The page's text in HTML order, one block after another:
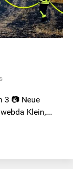
3 📷 Neue
Klein,...